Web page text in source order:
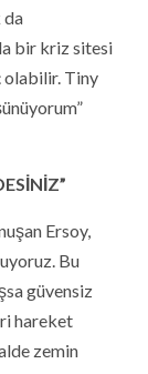
da
bir kriz sitesi
olabilir. Tiny
Ersoy,
Bu
güvensiz
hareket
zemin